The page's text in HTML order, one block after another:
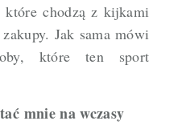
które chodzą z kijkami
Jak sama mówi
które ten sport
mnie na wczasy